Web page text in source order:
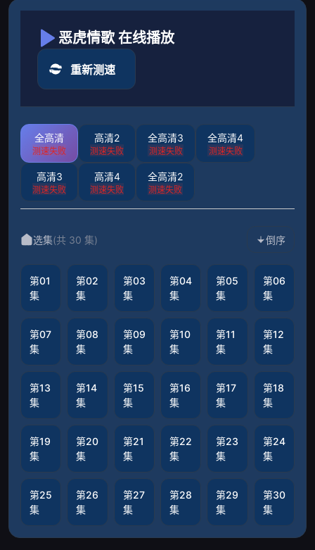
恶虎情歌 在线播放
重新测速
全高清
测速失败
高清2
测速失败
全高清3
测速失败
全高清4
测速失败
高清3
测速失败
高清4
测速失败
全高清2
测速失败
选集(共 30 集) 倒序
第01
集
第02
集
第03
集
第04
集
第05
集
第06
集
第07
集
第08
集
第09
集
第10
集
第11
集
第12
集
第13
集
第14
集
第15
集
第16
集
第17
集
第18
集
第19
集
第20
集
第21
集
第22
集
第23
集
第24
集
第25
集
第26
集
第27
集
第28
集
第29
集
第30
集